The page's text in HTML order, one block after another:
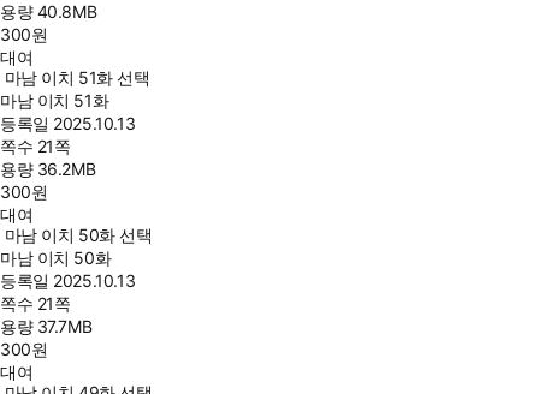
용량40.8MB
300원
대여
마남 이치 51화 선택
마남 이치 51화
등록일 2025.10.13
쪽수 21쪽
용량 36.2MB
300원
대여
마남 이치 50화 선택
마남 이치 50화
등록일 2025.10.13
쪽수 21쪽
용량 37.7MB
300원
대여